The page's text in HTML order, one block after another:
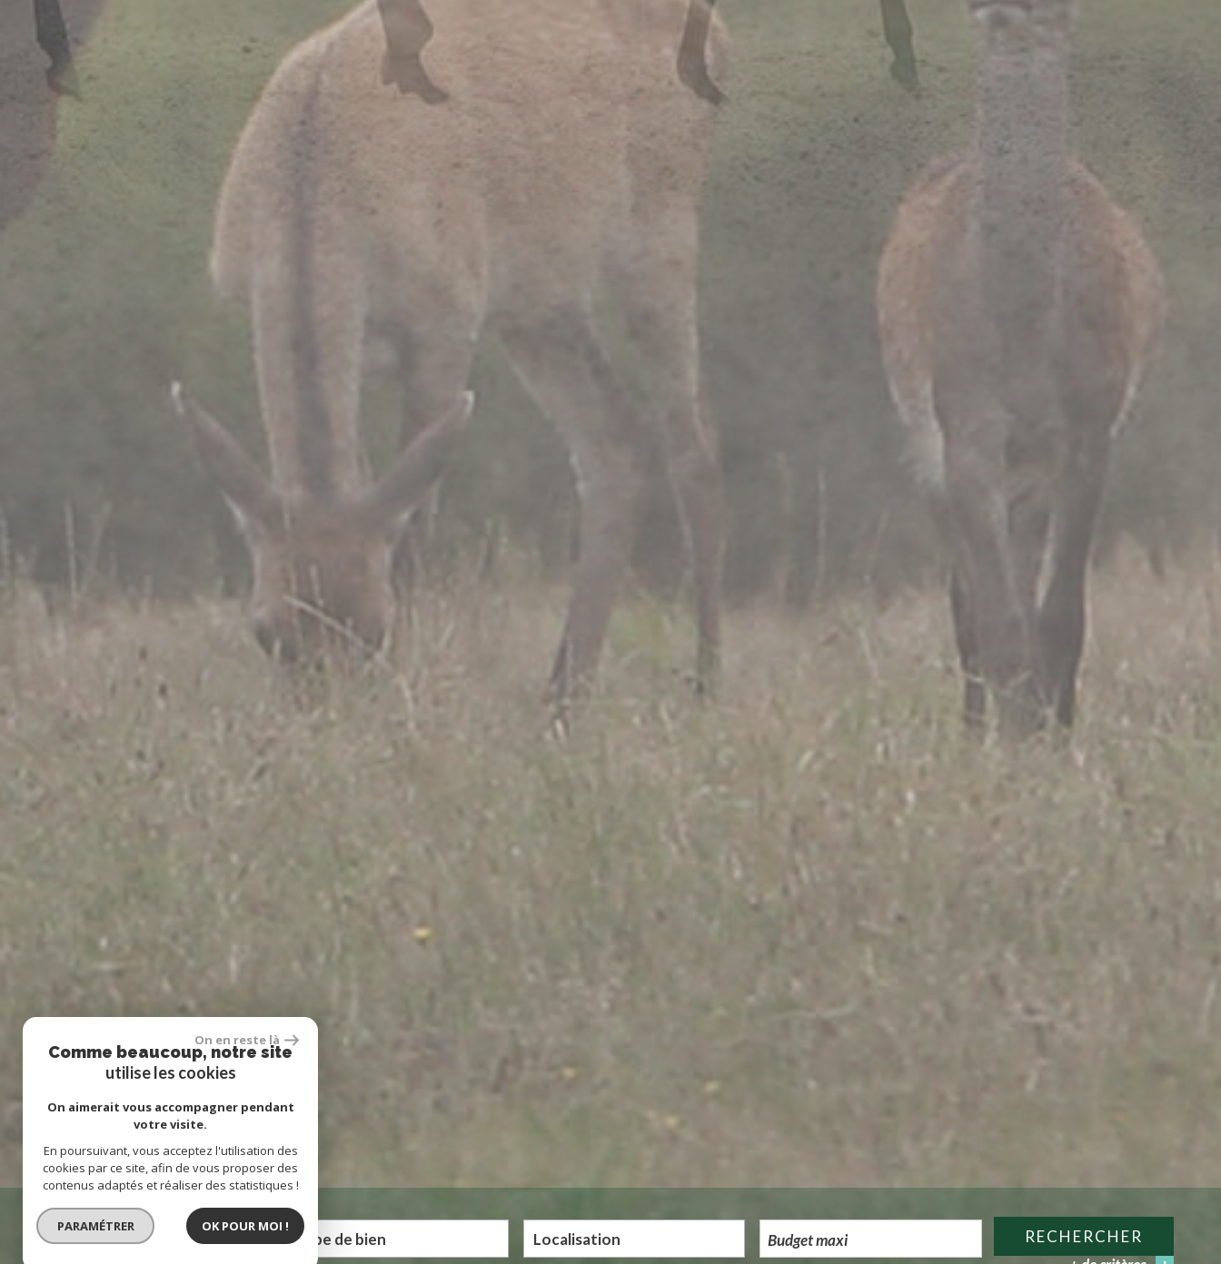
Vente
RECHERCHER
On en reste là
Comme beaucoup, notre site
utilise les cookies
On aimerait vous accompagner pendant
votre visite.
En poursuivant, vous acceptez l'utilisation des
cookies par ce site, afin de vous proposer des
contenus adaptés et réaliser des statistiques !
PARAMÉTRER OK POUR MOI !